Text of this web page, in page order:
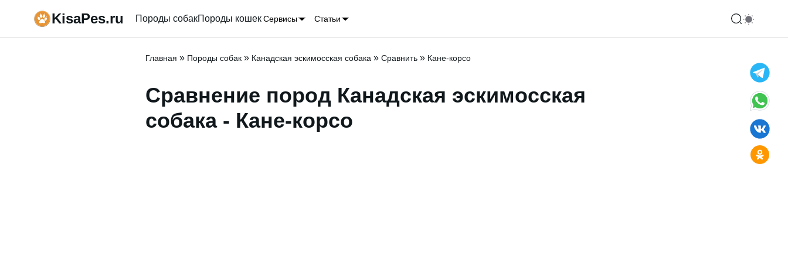
KisaPes.ru Породы собакПороды кошекСервисы Статьи
Главная » Породы собак » Канадская эскимосская собака » Сравнить » Кане-корсо
Сравнение пород Канадская эскимосская
собака - Кане-корсо